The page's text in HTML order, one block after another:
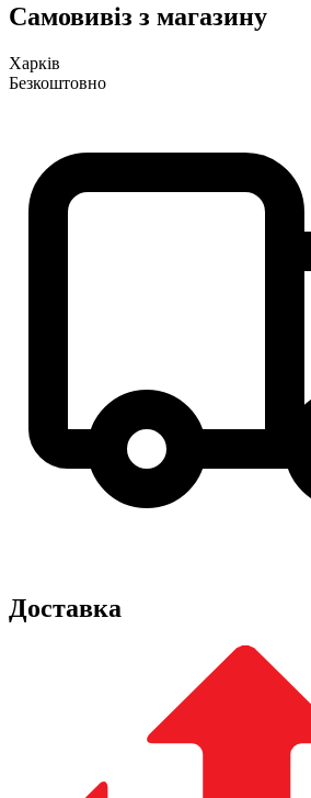
Самовивіз з магазину
Харків
Безкоштовно
Доставка